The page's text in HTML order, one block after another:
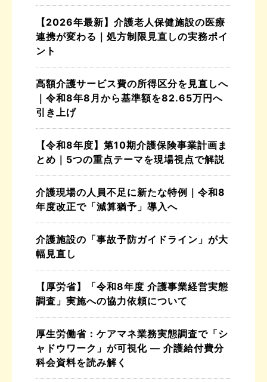
【2026年最新】介護老人保健施設の医療
連携が変わる｜処方制限見直しの実務ポイ
ント
高額介護サービス費の所得区分を見直しへ
｜令和8年8月から基準額を82.65万円へ
引き上げ
【令和8年度】第10期介護保険事業計画ま
とめ｜5つの重点テーマを現場視点で解説
介護現場の人員不足に新たな特例｜令和8
年度改正で「減算猶予」導入へ
介護施設の「事故予防ガイドライン」が大
幅見直し
【厚労省】「令和8年度 介護事業経営実態
調査」実施への協力依頼について
厚生労働省：ケアマネ業務実態調査で「シ
ャドウワーク」が可視化 ― 介護給付費分
科会資料を読み解く